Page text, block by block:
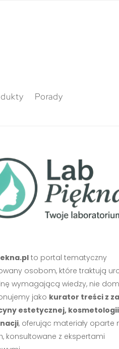
Porady
to portal tematyczny
osobom, które traktują
wymagającą wiedzy, nie
jako kurator treści z
estetycznej,
, oferując materiały oparte
konsultowane z ekspertami